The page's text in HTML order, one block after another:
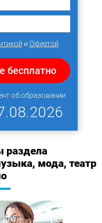
и Офертой
бесплатно
об образовании
раздела
мода, театр